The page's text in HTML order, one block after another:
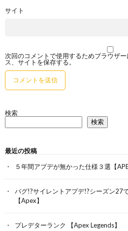
サイト
次回のコメントで使用するためブラウザ
ス、サイトを保存する。
検索
検索
最近の投稿
５年間アプデが無かった仕様３選【
バグ!?サイレントアプデ!?シーズン27
【Apex】
プレデターランク 【Apex Legends】